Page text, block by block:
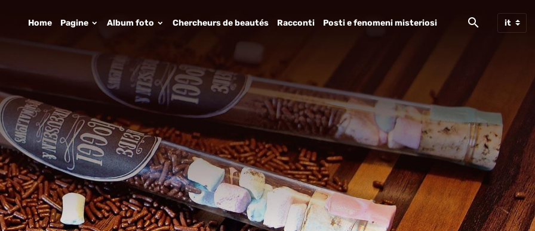
Home Pagine Album foto Chercheurs de beautés Racconti Posti e fenomeni misteriosi